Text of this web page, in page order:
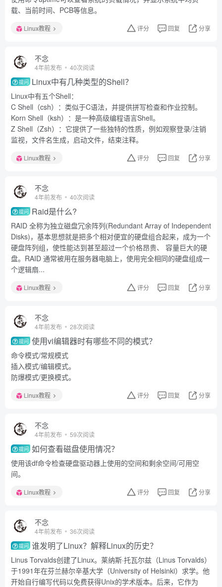
载、当前时间、PCB等信息。
Linux教程 评分 回复 分享
不念
4年前发布 40次阅读
提问 Linux中有几种类型的Shell？
Linux中有五个Shell：
C Shell（csh）：类似于C语法，并提供拼写检查和作业控制。
Korn Shell（ksh）：是一种高级编程语言Shell。
Z Shell（Zsh）：它提供了一些独特的性质，例如观察登录/注销
监视，文件名生成，启动文件，结束注释。
Linux教程 评分 回复 分享
不念
4年前发布 40次阅读
提问 Raid是什么?
RAID 全称为独立磁盘冗余阵列(Redundant Array of Independent
Disks)，基本思想就是把多个相对便宜的硬盘组合起来，成为一个
硬盘阵列组，使性能达到甚至超过一个价格昂贵、 容量巨大的硬
盘。RAID 通常被用在服务器电脑上，使用完全相同的硬盘组成一
个逻辑扇...
Linux教程 评分 回复 分享
不念
4年前发布 28次阅读
提问 使用vi编辑器时有哪些不同的模式？
命令模式/常规模式
插入模式/编辑模式。
防爆模式/更换模式。
Linux教程 评分 回复 分享
不念
4年前发布 59次阅读
提问 如何查看磁盘使用情况？
使用该df命令检查硬盘驱动器上使用的空间和剩余空间/可用空
间。
Linux教程 评分 回复 分享
不念
4年前发布 36次阅读
提问 谁发明了Linux？解释Linux的历史？
Linus Torvalds创建了Linux。莱纳斯·托瓦尔兹（Linus Torvalds）
于1991年在芬兰赫尔辛基大学（University of Helsinki）求学。他
开始自行编写代码以免费获得Unix的学术版本。后来，它作为